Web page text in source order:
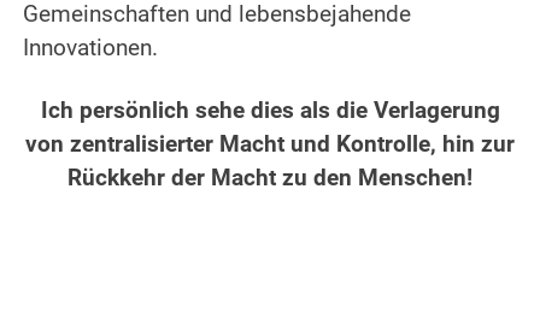
Gemeinschaften und lebensbejahende
Innovationen.
Ich persönlich sehe dies als die Verlagerung
von zentralisierter Macht und Kontrolle, hin zur
Rückkehr der Macht zu den Menschen!